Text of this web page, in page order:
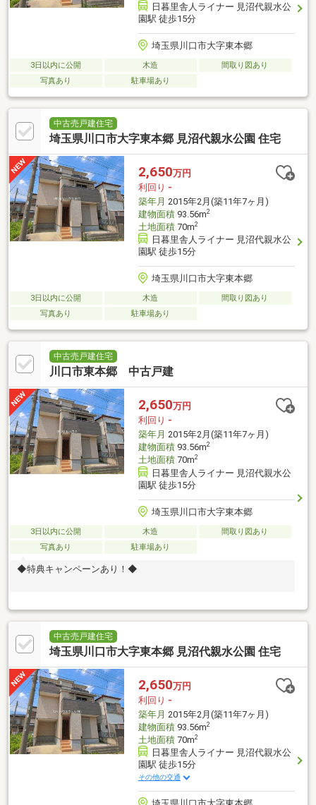
日暮里舎人ライナー 見沼代親水公
園駅 徒歩15分
埼玉県川口市大字東本郷
3日以内に公開 木造
間取り図あり
写真あり
駐車場あり
中古売戸建住宅
埼玉県川口市大字東本郷 見沼代親水公園 住宅
2,650万円
利回り -
築年月 2015年2月(築11年7ヶ月)
建物面積93.56m2
土地面積70m2
日暮里舎人ライナー 見沼代親水公
園駅 徒歩15分
埼玉県川口市大字東本郷
3日以内に公開 木造
間取り図あり
写真あり
駐車場あり
中古売戸建住宅
川口市東本郷 中古戸建
2,650万円
利回り -
築年月 2015年2月(築11年7ヶ月)
建物面積93.56m2
土地面積70m2
日暮里舎人ライナー 見沼代親水公
園駅 徒歩15分
埼玉県川口市大字東本郷
3日以内に公開 木造
間取り図あり
写真あり
駐車場あり
◆特典キャンペーンあり！◆
中古売戸建住宅
埼玉県川口市大字東本郷 見沼代親水公園 住宅
2,650万円
利回り -
築年月 2015年2月(築11年7ヶ月)
建物面積93.56m2
土地面積70m2
日暮里舎人ライナー 見沼代親水公
園駅 徒歩15分
その他の交通